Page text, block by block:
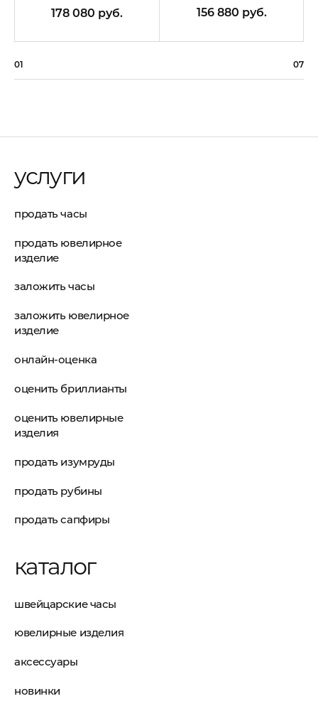
178 080 руб. 156 880 руб.
01 07
услуги
продать часы
продать ювелирное
изделие
заложить часы
заложить ювелирное
изделие
онлайн-оценка
оценить бриллианты
оценить ювелирные
изделия
продать изумруды
продать рубины
продать сапфиры
каталог
швейцарские часы
ювелирные изделия
аксессуары
новинки